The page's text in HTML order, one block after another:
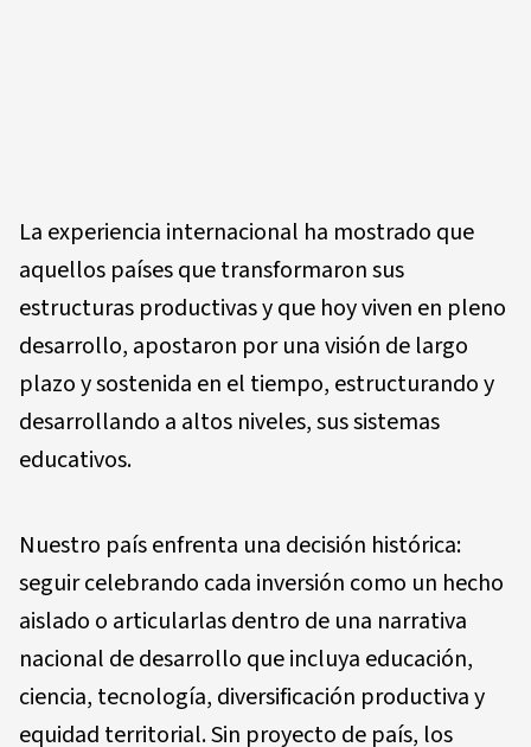
La experiencia internacional ha mostrado que
aquellos países que transformaron sus
estructuras productivas y que hoy viven en pleno
desarrollo, apostaron por una visión de largo
plazo y sostenida en el tiempo, estructurando y
desarrollando a altos niveles, sus sistemas
educativos.
Nuestro país enfrenta una decisión histórica:
seguir celebrando cada inversión como un hecho
aislado o articularlas dentro de una narrativa
nacional de desarrollo que incluya educación,
ciencia, tecnología, diversificación productiva y
equidad territorial. Sin proyecto de país, los